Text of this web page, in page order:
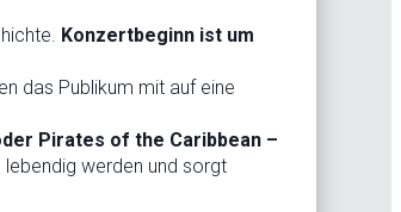
Konzertbeginn ist um
das Publikum mit auf eine
Pirates of the Caribbean –
werden und sorgt